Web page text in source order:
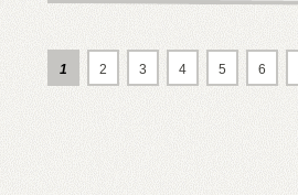
1 2 3 4 5 6